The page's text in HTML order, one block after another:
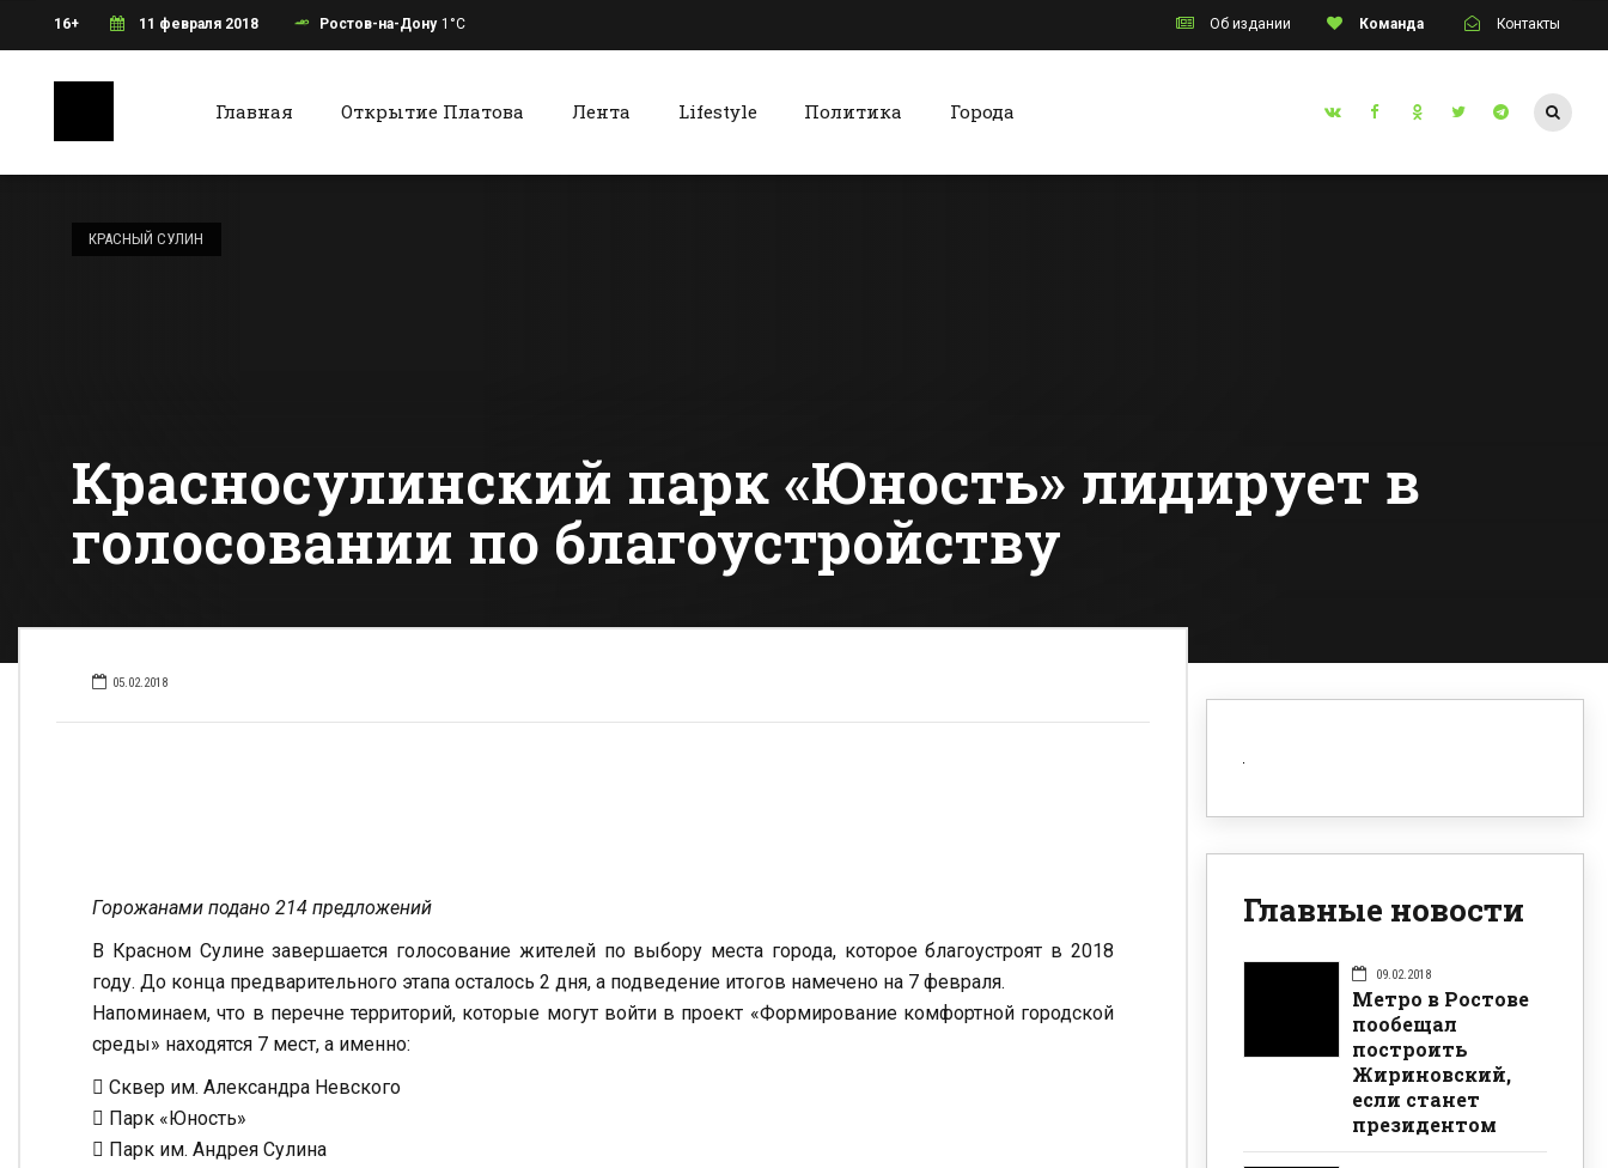
16+ 11 февраля 2018 Ростов-на-Дону 1°C Об издании Команда Контакты
Главная Открытие Платова Лента Lifestyle Политика Города
КРАСНЫЙ СУЛИН
Красносулинский парк «Юность» лидирует в
голосовании по благоустройству
05.02.2018
Горожанами подано 214 предложений
В Красном Сулине завершается голосование жителей по выбору места города, которое благоустроят в 2018
году. До конца предварительного этапа осталось 2 дня, а подведение итогов намечено на 7 февраля.
Напоминаем, что в перечне территорий, которые могут войти в проект «Формирование комфортной городской
среды» находятся 7 мест, а именно:
 Сквер им. Александра Невского
 Парк «Юность»
 Парк им. Андрея Сулина
Главные новости
09.02.2018
Метро в Ростове
пообещал
построить
Жириновский,
если станет
президентом